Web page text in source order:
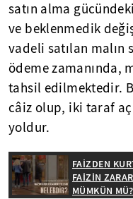
satın alma
ve beklenmedik
vadeli satılan malın
ödeme zamanında,
tahsil edilmektedir.
câiz olup, iki taraf
yoldur.
FAİZDEN
FAİZİN
MÜMKÜN MÜ?